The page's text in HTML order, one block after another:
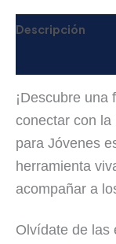
Descripción
¡Descubre
conectar con la
para Jóvenes
herramienta
acompañar a
Olvídate de las